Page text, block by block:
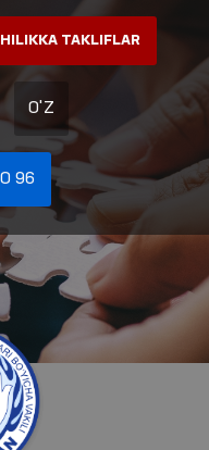
TAKLIFLAR
O'Z
96